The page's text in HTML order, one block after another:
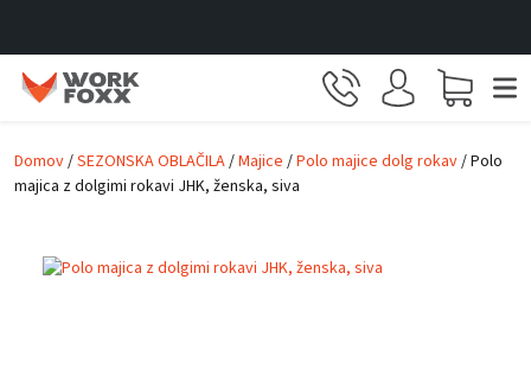
Domov/SEZONSKA OBLAČILA/Majice /Polo majice dolg rokav/ Polo
majica z dolgimi rokavi JHK, ženska, siva